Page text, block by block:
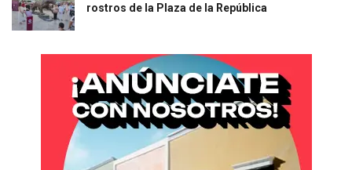
rostros de la Plaza de la República